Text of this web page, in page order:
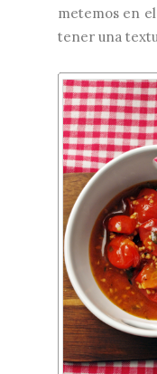
metemos en
tener una